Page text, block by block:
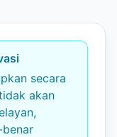
secara
akan